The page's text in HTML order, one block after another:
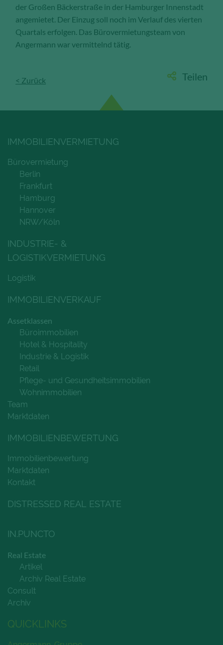
der Großen Bäckerstraße in der Hamburger Innenstadt
angemietet. Der Einzug soll noch im Verlauf des vierten
Quartals erfolgen. Das Bürovermietungsteam von
Angermann war vermittelnd tätig.
Teilen
< Zurück
IMMOBILIENVERMIETUNG
Bürovermietung
Berlin
Frankfurt
Hamburg
Hannover
NRW/Köln
INDUSTRIE- &
LOGISTIKVERMIETUNG
Logistik
IMMOBILIENVERKAUF
Assetklassen
Büroimmobilien
Hotel & Hospitality
Industrie & Logistik
Retail
Pflege- und Gesundheitsimmobilien
Wohnimmobilien
Team
Marktdaten
IMMOBILIENBEWERTUNG
Immobilienbewertung
Marktdaten
Kontakt
DISTRESSED REAL ESTATE
IN.PUNCTO
Real Estate
Artikel
Archiv Real Estate
Consult
Archiv
QUICKLINKS
dem die Seiten angesehen werden.
Aufgrund dieser Statistiken können
wir unseren Webauftritt immer wieder
für unsere Besucher optimieren.
Alle akzeptieren
Mehr über die genutzten Cookies erfahren